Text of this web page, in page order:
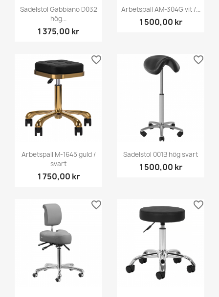
Sadelstol Gabbiano D032
hög...
1 375,00 kr
Arbetspall AM-304G vit /...
1 500,00 kr
Arbetspall M-1645 guld /
svart
1 750,00 kr
favorite_border
Sadelstol 001B hög svart
1 500,00 kr
favorite_border
favorite_border favorite_border